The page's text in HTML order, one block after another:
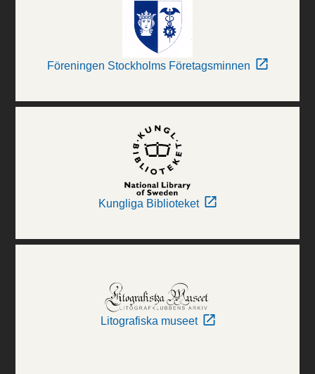
Föreningen Stockholms Företagsminnen
Kungliga Biblioteket
Litografiska museet